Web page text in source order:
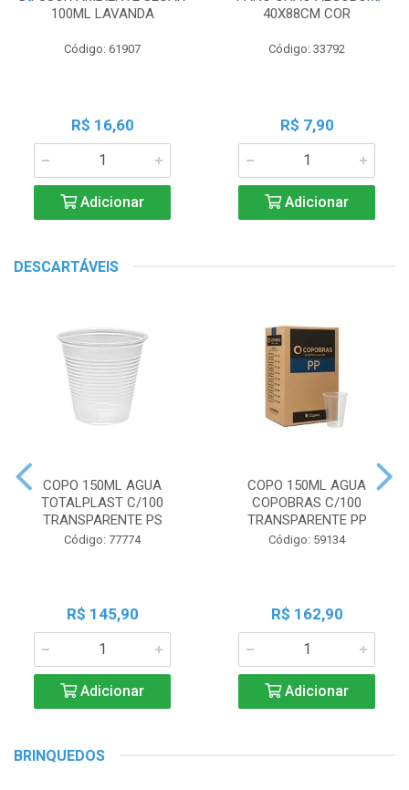
100ML LAVANDA
Código: 61907
R$ 16,60
Adicionar
40X88CM COR
Código: 33792
R$ 7,90
Adicionar
DESCARTÁVEIS
COPO 150ML AGUA
TOTALPLAST C/100
TRANSPARENTE PS
Código: 77774
R$ 145,90
Adicionar
COPO 150ML AGUA
COPOBRAS C/100
TRANSPARENTE PP
Código: 59134
R$ 162,90
Adicionar
BRINQUEDOS